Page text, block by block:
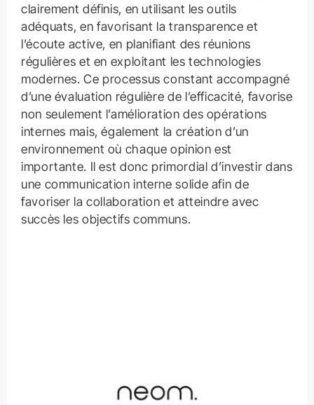
clairement définis, en utilisant les outils
adéquats, en favorisant la transparence et
l’écoute active, en planifiant des réunions
régulières et en exploitant les technologies
modernes. Ce processus constant accompagné
d’une évaluation régulière de l’efficacité, favorise
non seulement l’amélioration des opérations
internes mais, également la création d’un
environnement où chaque opinion est
importante. Il est donc primordial d’investir dans
une communication interne solide afin de
favoriser la collaboration et atteindre avec
succès les objectifs communs.